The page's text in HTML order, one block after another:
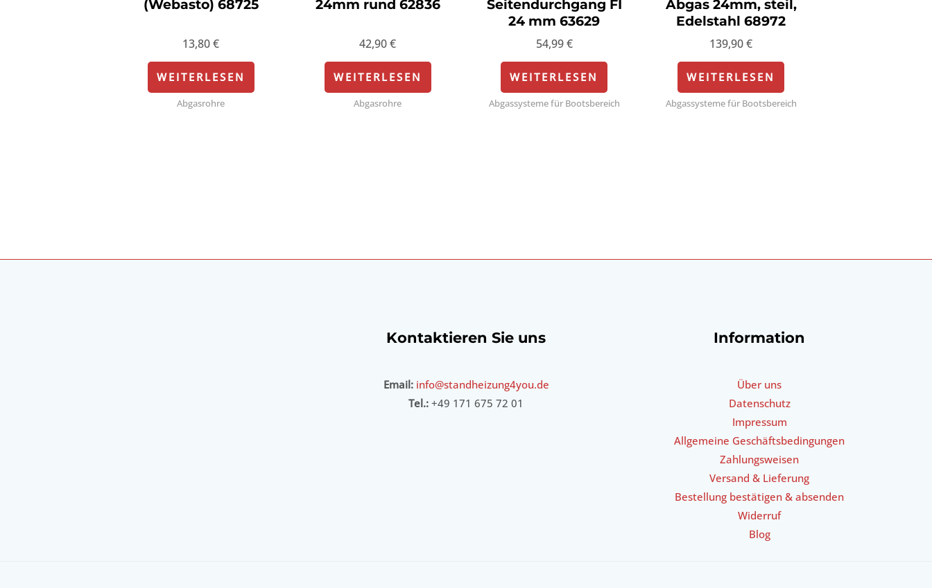
von
(Webasto) 68725
13,80€
WEITERLESEN
Abgasrohre
von
24mm rund 62836
42,90€
WEITERLESEN
Abgasrohre
von
5
Seitendurchgang FI
24 mm 63629
54,99€
WEITERLESEN
Abgassysteme für Bootsbereich
von
5
Abgas 24mm, steil,
Edelstahl 68972
139,90€
WEITERLESEN
Abgassysteme für Bootsbereich
Kontaktieren Sie uns
Email: info@standheizung4you.de
Tel.: +49 171 675 72 01
Information
Über uns
Datenschutz
Impressum
Allgemeine Geschäftsbedingungen
Zahlungsweisen
Versand & Lieferung
Bestellung bestätigen & absenden
Widerruf
Blog